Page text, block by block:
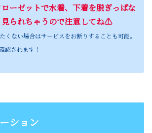
ーゼットで水着、下着を脱ぎっぱな
見られちゃうので注意してね⚠️
くない場合はサービスをお断りすることも可能。
認されます！
ション